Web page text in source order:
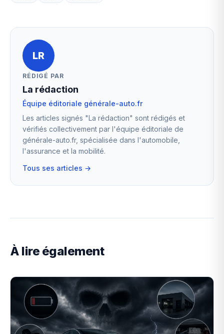
LR
RÉDIGÉ PAR
La rédaction
Équipe éditoriale générale-auto.fr
Les articles signés "La rédaction" sont rédigés et
vérifiés collectivement par l'équipe éditoriale de
générale-auto.fr, spécialisée dans l'automobile,
l'assurance et la mobilité.
Tous ses articles →
À lire également